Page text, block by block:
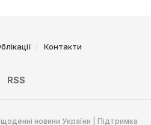
Контакти
RSS
новини України | Підтримка